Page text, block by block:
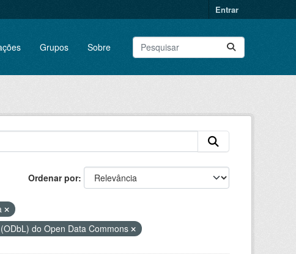
Entrar
Grupos Sobre
Ordenar por
do Open Data Commons